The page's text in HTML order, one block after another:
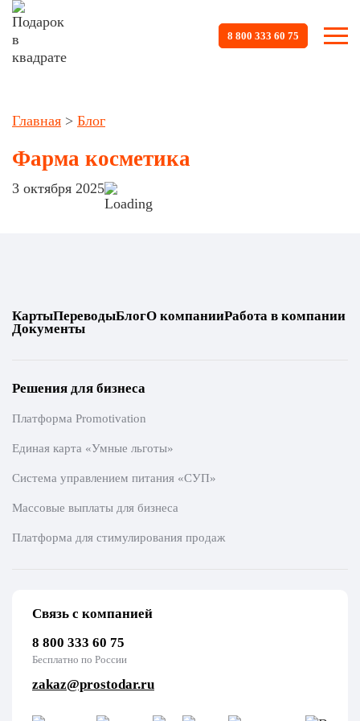
8 800 333 60 75
Главная > Блог
Фарма косметика
3 октября 2025
КартыПереводыБлогО компанииРабота в компании
Документы
Решения для бизнеса
Платформа Promotivation
Единая карта «Умные льготы»
Система управлением питания «СУП»
Массовые выплаты для бизнеса
Платформа для стимулирования продаж
Связь с компанией
8 800 333 60 75
Бесплатно по России
zakaz@prostodar.ru